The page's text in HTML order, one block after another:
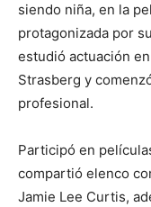
siendo niña, en la
protagonizada por
estudió actuación
Strasberg y
profesional.
Participó en
compartió elenco
Jamie Lee Curtis,